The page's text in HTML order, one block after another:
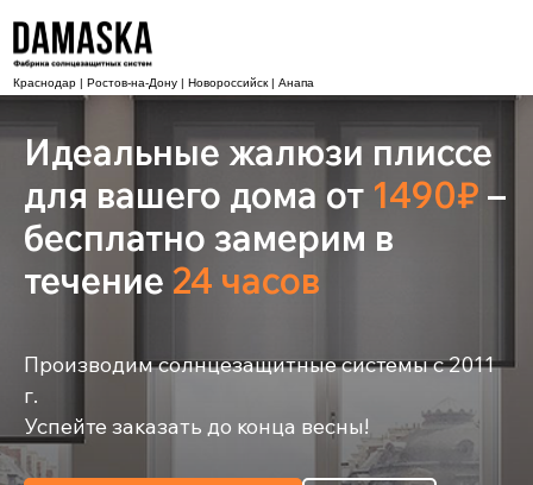
Краснодар | Ростов-на-Дону | Новороссийск | Анапа
Идеальные жалюзи плиссе
для вашего дома от 1490₽ –
бесплатно замерим в
течение 24 часов
Производим солнцезащитные системы с 2011
г.
Успейте заказать до конца весны!